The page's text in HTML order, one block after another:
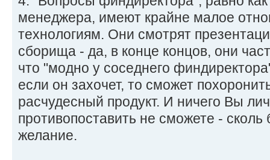
менеджера, имеют крайне малое
технологиям. Они смотрят
сборища - да, в конце концов, они
что "модно у соседнего
если он захочет, то сможет
расчудесный продукт. И ничего Вы
противопоставить не сможете -
желание.